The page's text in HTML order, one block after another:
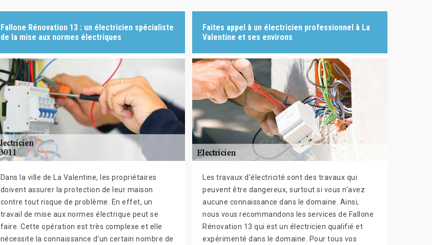
Fallone Rénovation 13 : un électricien spécialiste
de la mise aux normes électriques
Dans la ville de La Valentine, les propriétaires
doivent assurer la protection de leur maison
contre tout risque de problème. En effet, un
travail de mise aux normes électrique peut se
faire. Cette opération est très complexe et elle
nécessite la connaissance d'un certain nombre de
Faites appel à un électricien professionnel à La
Valentine et ses environs
Les travaux d'électricité sont des travaux qui
peuvent être dangereux, surtout si vous n'avez
aucune connaissance dans le domaine. Ainsi,
nous vous recommandons les services de Fallone
Rénovation 13 qui est un électricien qualifié et
expérimenté dans le domaine. Pour tous vos